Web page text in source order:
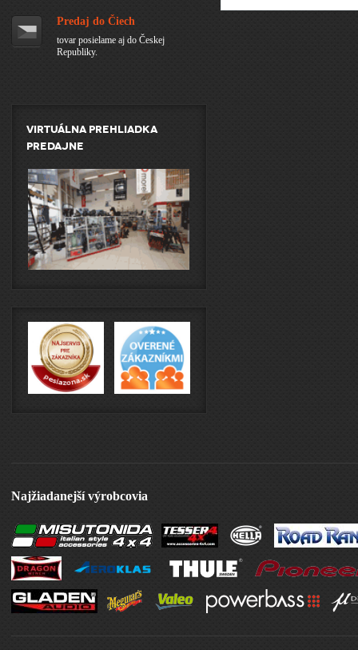
Predaj do Čiech
tovar posielame aj do Českej
Republiky.
Virtuálna prehliadka
predajne
Najžiadanejší výrobcovia